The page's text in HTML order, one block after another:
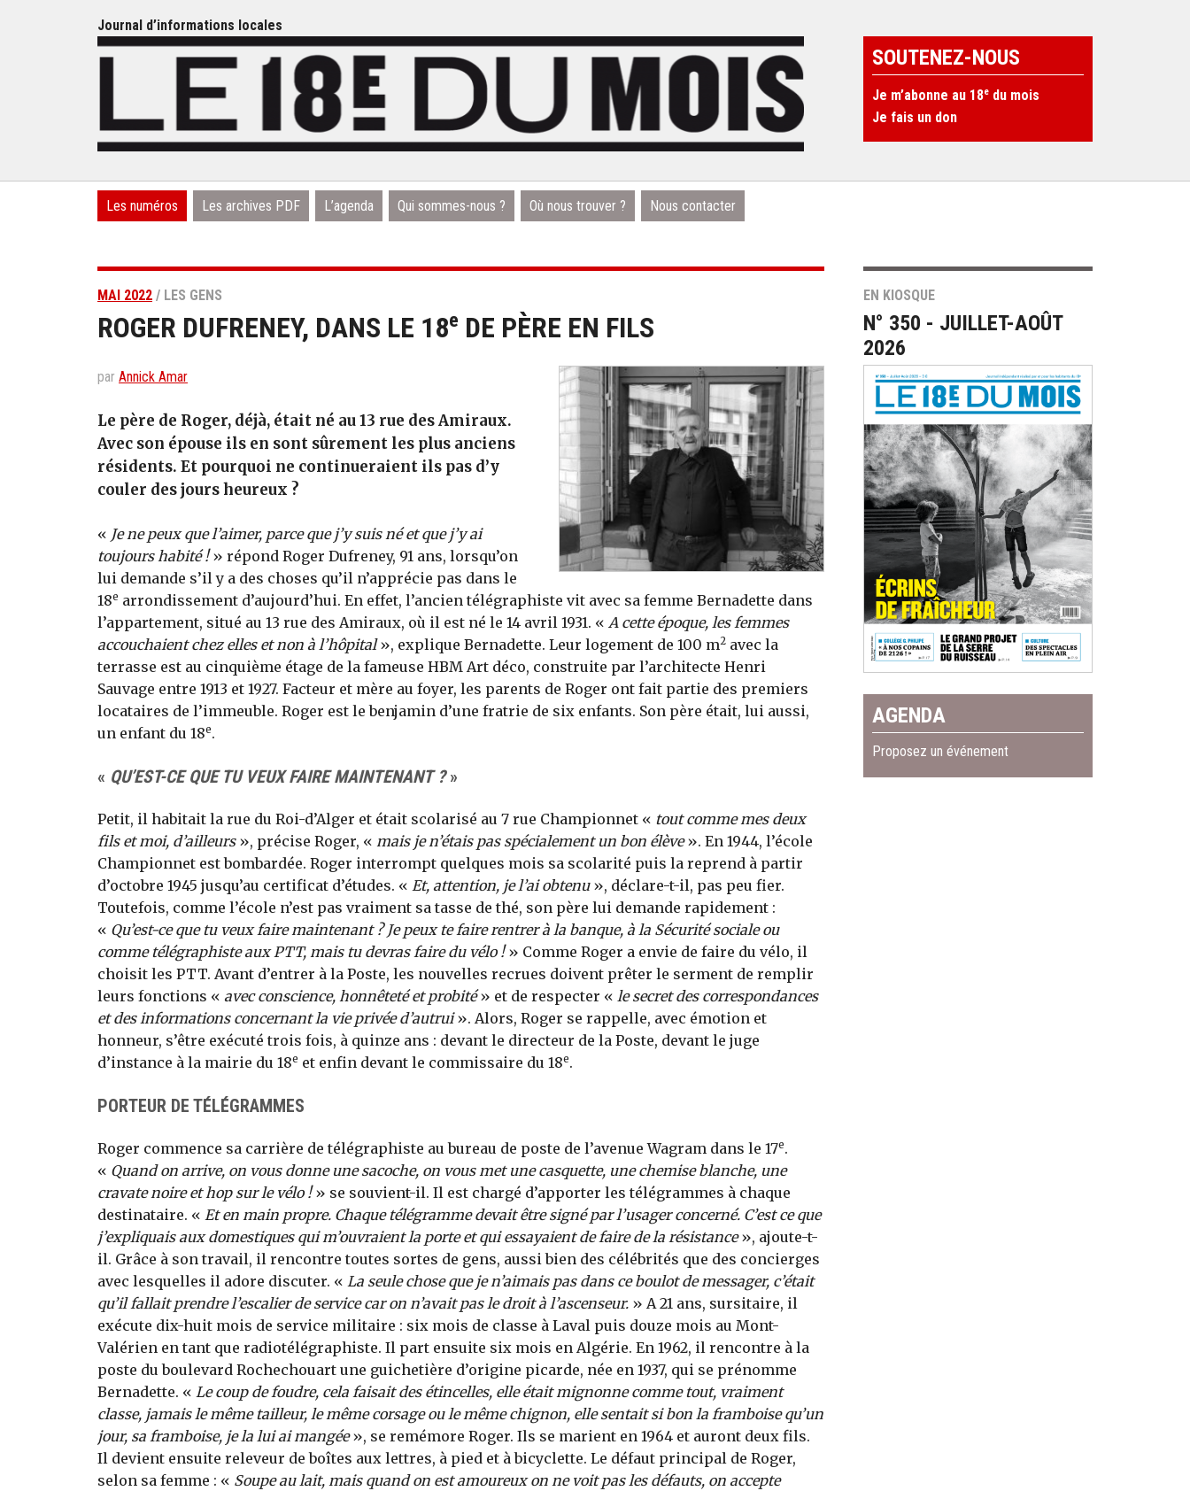
Journal d’informations locales
SOUTENEZ-NOUS
Je m’abonne au 18e du mois
Je fais un don
Les numéros Les archives PDF L’agenda Qui sommes-nous ? Où nous trouver ? Nous contacter
MAI 2022 / LES GENS
ROGER DUFRENEY, DANS LE 18e DE PÈRE EN FILS
par Annick Amar
Le père de Roger, déjà, était né au 13 rue des Amiraux.
Avec son épouse ils en sont sûrement les plus anciens
résidents. Et pourquoi ne continueraient ils pas d’y
couler des jours heureux ?
« Je ne peux que l’aimer, parce que j’y suis né et que j’y ai
toujours habité !» répond Roger Dufreney, 91 ans, lorsqu’on
lui demande s’il y a des choses qu’il n’apprécie pas dans le
18e arrondissement d’aujourd’hui. En effet, l’ancien télégraphiste vit avec sa femme Bernadette dans
l’appartement, situé au 13 rue des Amiraux, où il est né le 14 avril 1931. « A cette époque, les femmes
accouchaient chez elles et non à l’hôpital», explique Bernadette. Leur logement de 100 m2 avec la
terrasse est au cinquième étage de la fameuse HBM Art déco, construite par l’architecte Henri
Sauvage entre 1913 et 1927. Facteur et mère au foyer, les parents de Roger ont fait partie des premiers
locataires de l’immeuble. Roger est le benjamin d’une fratrie de six enfants. Son père était, lui aussi,
un enfant du 18e.
« QU’EST-CE QUE TU VEUX FAIRE MAINTENANT ?»
Petit, il habitait la rue du Roi-d’Alger et était scolarisé au 7 rue Championnet « tout comme mes deux
fils et moi, d’ailleurs», précise Roger, « mais je n’étais pas spécialement un bon élève». En 1944, l’école
Championnet est bombardée. Roger interrompt quelques mois sa scolarité puis la reprend à partir
d’octobre 1945 jusqu’au certificat d’études. « Et, attention, je l’ai obtenu», déclare-t-il, pas peu fier.
Toutefois, comme l’école n’est pas vraiment sa tasse de thé, son père lui demande rapidement :
« Qu’est-ce que tu veux faire maintenant ? Je peux te faire rentrer à la banque, à la Sécurité sociale ou
comme télégraphiste aux PTT, mais tu devras faire du vélo !» Comme Roger a envie de faire du vélo, il
choisit les PTT. Avant d’entrer à la Poste, les nouvelles recrues doivent prêter le serment de remplir
leurs fonctions « avec conscience, honnêteté et probité» et de respecter « le secret des correspondances
et des informations concernant la vie privée d’autrui». Alors, Roger se rappelle, avec émotion et
honneur, s’être exécuté trois fois, à quinze ans : devant le directeur de la Poste, devant le juge
d’instance à la mairie du 18e et enfin devant le commissaire du 18e.
PORTEUR DE TÉLÉGRAMMES
Roger commence sa carrière de télégraphiste au bureau de poste de l’avenue Wagram dans le 17e.
« Quand on arrive, on vous donne une sacoche, on vous met une casquette, une chemise blanche, une
cravate noire et hop sur le vélo !» se souvient-il. Il est chargé d’apporter les télégrammes à chaque
destinataire. « Et en main propre. Chaque télégramme devait être signé par l’usager concerné. C’est ce que
j’expliquais aux domestiques qui m’ouvraient la porte et qui essayaient de faire de la résistance», ajoute-t-
il. Grâce à son travail, il rencontre toutes sortes de gens, aussi bien des célébrités que des concierges
avec lesquelles il adore discuter. « La seule chose que je n’aimais pas dans ce boulot de messager, c’était
qu’il fallait prendre l’escalier de service car on n’avait pas le droit à l’ascenseur. » A 21 ans, sursitaire, il
exécute dix-huit mois de service militaire : six mois de classe à Laval puis douze mois au Mont-
Valérien en tant que radiotélégraphiste. Il part ensuite six mois en Algérie. En 1962, il rencontre à la
poste du boulevard Rochechouart une guichetière d’origine picarde, née en 1937, qui se prénomme
Bernadette. « Le coup de foudre, cela faisait des étincelles, elle était mignonne comme tout, vraiment
classe, jamais le même tailleur, le même corsage ou le même chignon, elle sentait si bon la framboise qu’un
jour, sa framboise, je la lui ai mangée», se remémore Roger. Ils se marient en 1964 et auront deux fils.
Il devient ensuite releveur de boîtes aux lettres, à pied et à bicyclette. Le défaut principal de Roger,
selon sa femme : « Soupe au lait, mais quand on est amoureux on ne voit pas les défauts, on accepte
EN KIOSQUE
N° 350 - JUILLET-AOÛT
2026
AGENDA
Proposez un événement